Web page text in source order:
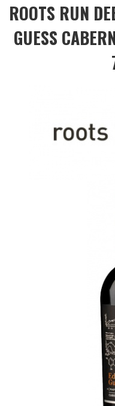
ROOTS RUN
GUESS